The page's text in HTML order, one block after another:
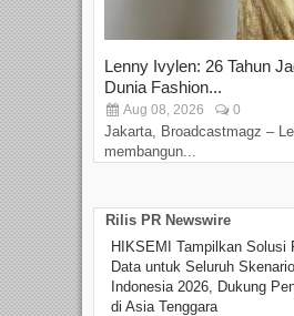
Lenny Ivylen: 26 Tahun
Dunia Fashion...
Aug 08, 2026 0
Jakarta, Broadcastmagz –
membangun...
Rilis PR Newswire
HIKSEMI Tampilkan Solusi
Data untuk Seluruh
Indonesia 2026, Dukung
di Asia Tenggara